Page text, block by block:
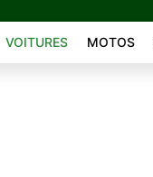
VOITURES MOTOS